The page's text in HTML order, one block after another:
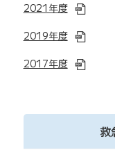
2021年度
2019年度
2017年度
救